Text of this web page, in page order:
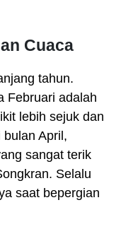
Cuaca
tahun.
Februari adalah
lebih sejuk dan
April,
sangat terik
Selalu
saat bepergian